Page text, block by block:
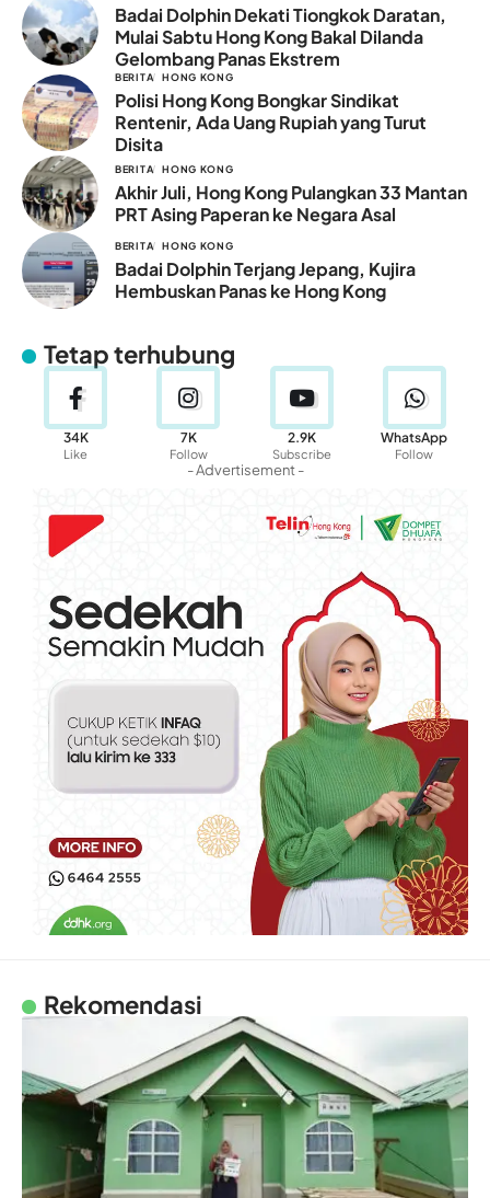
Badai Dolphin Dekati Tiongkok Daratan,
Mulai Sabtu Hong Kong Bakal Dilanda
Gelombang Panas Ekstrem
BERITA HONG KONG
Polisi Hong Kong Bongkar Sindikat
Rentenir, Ada Uang Rupiah yang Turut
Disita
BERITA HONG KONG
Akhir Juli, Hong Kong Pulangkan 33 Mantan
PRT Asing Paperan ke Negara Asal
BERITA HONG KONG
Badai Dolphin Terjang Jepang, Kujira
Hembuskan Panas ke Hong Kong
Tetap terhubung
34K
Like
7K
Follow
2.9K
Subscribe
WhatsApp
Follow
- Advertisement -
Rekomendasi